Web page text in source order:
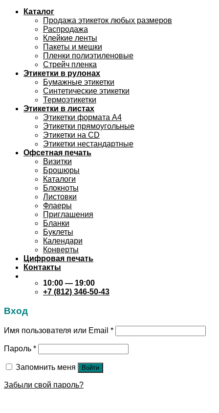
Каталог
Продажа этикеток любых размеров
Распродажа
Клейкие ленты
Пакеты и мешки
Пленки полиэтиленовые
Стрейч пленка
Этикетки в рулонах
Бумажные этикетки
Синтетические этикетки
Термоэтикетки
Этикетки в листах
Этикетки формата А4
Этикетки прямоугольные
Этикетки на CD
Этикетки нестандартные
Офсетная печать
Визитки
Брошюры
Каталоги
Блокноты
Листовки
Флаеры
Приглашения
Бланки
Буклеты
Календари
Конверты
Цифровая печать
Контакты
10:00 — 19:00
+7 (812) 346-50-43
Вход
Имя пользователя или Email *
Пароль *
Запомнить меня Войти
Забыли свой пароль?